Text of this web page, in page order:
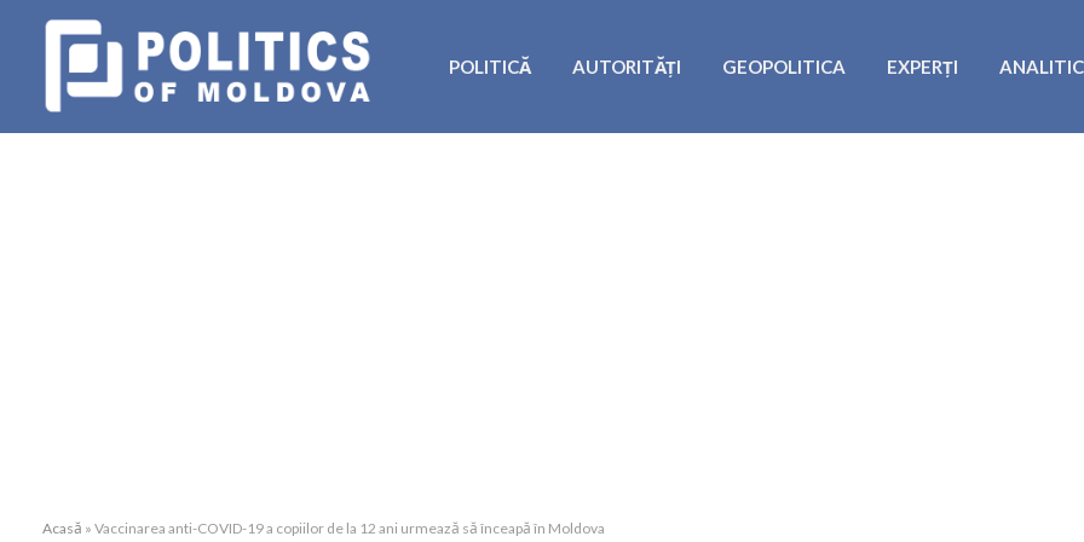
POLITICĂ AUTORITĂȚI GEOPOLITICA EXPERȚI
Acasă » Vaccinarea anti-COVID-19 a copiilor de la 12 ani urmează să înceapă în Moldova